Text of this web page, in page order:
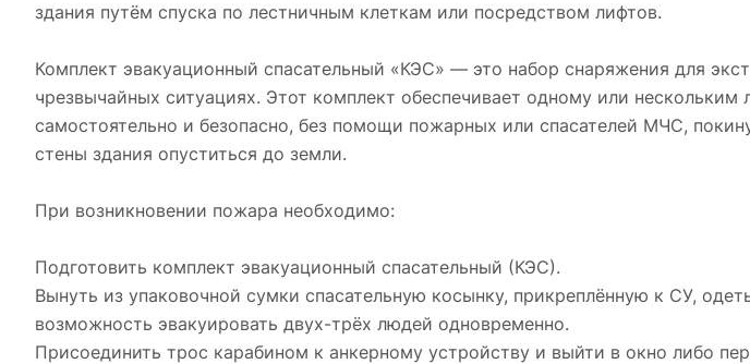
здания путём спуска по лестничным клеткам или посредством лифтов.
Комплект эвакуационный спасательный «КЭС» — это набор снаряжения для
чрезвычайных ситуациях. Этот комплект обеспечивает одному или
самостоятельно и безопасно, без помощи пожарных или спасателей МЧС,
стены здания опуститься до земли.
При возникновении пожара необходимо:
Подготовить комплект эвакуационный спасательный (КЭС).
Вынуть из упаковочной сумки спасательную косынку, прикреплённую к СУ,
возможность эвакуировать двух-трёх людей одновременно.
Присоединить трос карабином к анкерному устройству и выйти в окно либо